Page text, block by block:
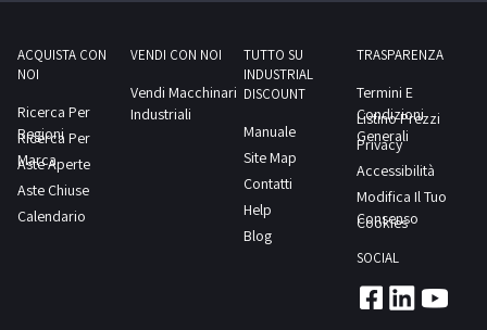
ACQUISTA CON
NOI
Ricerca Per
Regioni
Ricerca Per
Marca
Aste Aperte
Aste Chiuse
Calendario
VENDI CON NOI
Vendi Macchinari
Industriali
TUTTO SU
INDUSTRIAL
DISCOUNT
Manuale
Site Map
Contatti
Help
Blog
TRASPARENZA
Termini E
Condizioni
Generali
Listino Prezzi
Privacy
Accessibilità
Modifica Il Tuo
Consenso
Cookies
SOCIAL